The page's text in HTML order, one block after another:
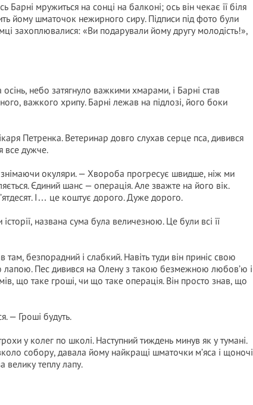
мружиться на сонці на балконі; ось він чекає її біля
йому шматочок нежирного сиру. Підписи під фото були
захоплювалися: «Ви подарували йому другу молодість!»,
небо затягнуло важкими хмарами, і Барні став
важкого хрипу. Барні лежав на підлозі, його боки
Петренка. Ветеринар довго слухав серце пса, дивився
все дужче.
окуляри. — Хвороба прогресує швидше, ніж ми
Єдиний шанс — операція. Але зважте на його вік.
І… це коштує дорого. Дуже дорого.
названа сума була величезною. Це були всі її
безпорадний і слабкий. Навіть туди він приніс свою
лапою. Пес дивився на Олену з такою безмежною любов’ю і
що таке гроші, чи що таке операція. Він просто знав, що
— Гроші будуть.
у колег по школі. Наступний тиждень минув як у тумані.
собору, давала йому найкращі шматочки м’яса і щоночі
велику теплу лапу.